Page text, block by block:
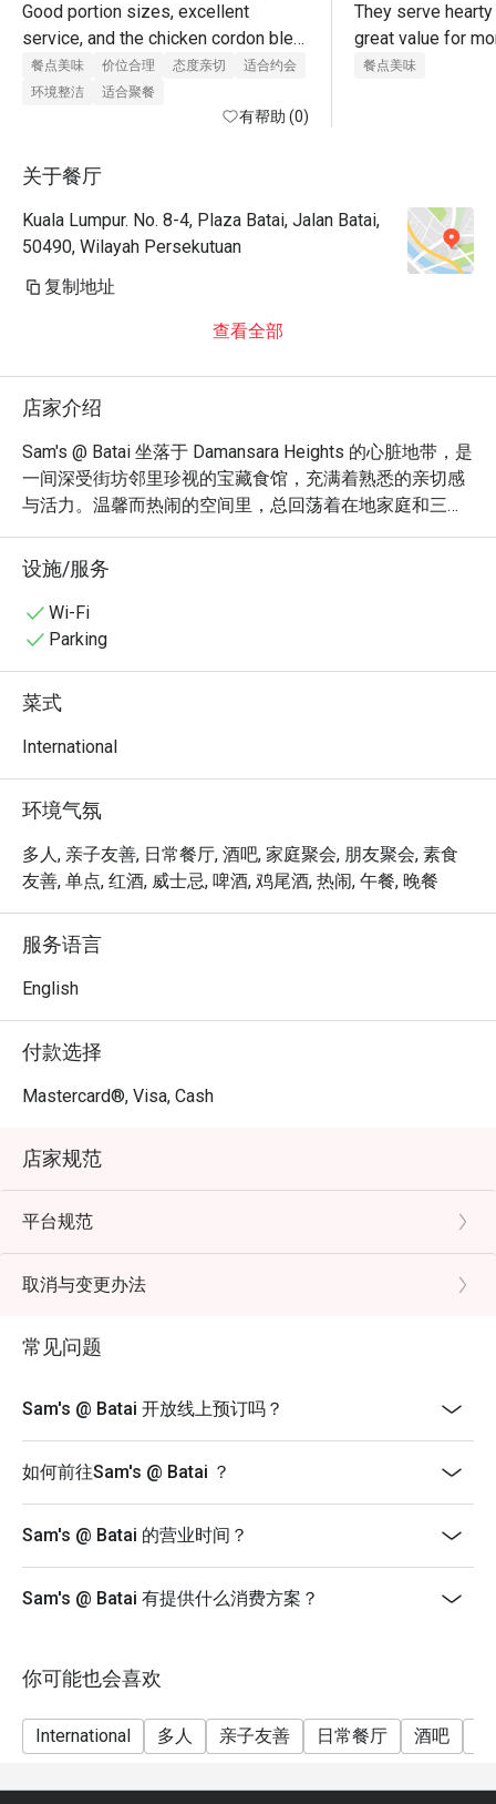
Good portion sizes, excellent
service, and the chicken cordon bleu
is the best! The kampung fried rice
is served hot and tastes delicious.
餐点美味 价位合理 态度亲切
适合约会
环境整洁
适合聚餐
有帮助 (0)
They serve
great value for
餐点美味
关于餐厅
Kuala Lumpur. No. 8-4, Plaza Batai, Jalan Batai,
50490, Wilayah Persekutuan
复制地址
查看全部
店家介绍
Sam's @ Batai 坐落于 Damansara Heights 的心脏地带，是
一间深受街坊邻里珍视的宝藏食馆，充满着熟悉的亲切感
与活力。温馨而热闹的空间里，总回荡着在地家庭和三五
好友的欢声笑语。这家位于吉隆坡的餐馆风格质朴实在，
却以其兼容并蓄的菜单俘获人心；从诱人的意式面食、风
味奔放的墨西哥披萨，到浓郁的马来西亚咖哩，交织出令
人倍感舒心的用餐氛围。无论何时，这里都是享受美食与
温馨陪伴的绝佳去处。
无论是想快速解决晚餐，或是享受一个悠闲的夜晚，这里
的独特魅力都将让您流连忘返：
它的魔力在于丰富多元的菜色，无论谁都能在此找到心头
开的软嫩羊膝，或是他们家闻名遐迩、多汁鲜美的羊肉咖
哩。餐厅的魅力也体现在它的纯粹——稳定出色的美味、大
方实在的分量，以及让人宾至如归的亲切服务，巩固了它
作为顶级休闲餐厅的地位。
🍽️ 精选推荐
・Squid Ink Seafood Spaghetti | 经典人气风味，以新鲜大
虾、鱿鱼拌炒，裹上浓郁咸香的墨鱼酱汁。
分离，搭配绵密滑顺的土豆泥与风味浓厚的肉汁。
・Sam's Signature Platter | 适合多人分享的完美拼盘，精
选各式冷切肉、芝士与佐酒小食。
🥤 招牌饮品
・Curated Wine Selection | 精选一系列来自新、旧世界的
红白佳酿，并提供专业的品酒建议。
・Classic Cocktails | 精心调制的经典鸡尾酒，如
Negroni、Old Fashioned，以及清爽的金汤力。
最适合家庭温馨聚餐、平日的轻松晚餐，或是与好友们的
设施/服务
Wi-Fi
Parking
菜式
International
环境气氛
多人, 亲子友善, 日常餐厅, 酒吧, 家庭聚会, 朋友聚会, 素食
友善, 单点, 红酒, 威士忌, 啤酒, 鸡尾酒, 热闹, 午餐, 晚餐
服务语言
English
付款选择
Mastercard®, Visa, Cash
店家规范
平台规范
取消与变更办法
常见问题
Sam's @ Batai 开放线上预订吗？
如何前往Sam's @ Batai ？
Sam's @ Batai 的营业时间？
Sam's @ Batai 有提供什么消费方案？
你可能也会喜欢
International 多人 亲子友善 日常餐厅 酒吧